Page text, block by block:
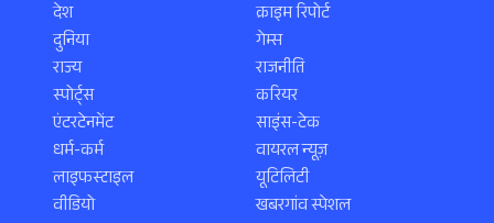
देश
दुनिया
राज्य
स्पोर्ट्स
एंटरटेनमेंट
धर्म-कर्म
लाइफस्टाइल
वीडियो
क्राइम रिपोर्ट
गेम्स
राजनीति
करियर
साइंस-टेक
वायरल न्यूज़
यूटिलिटी
खबरगांव स्पेशल